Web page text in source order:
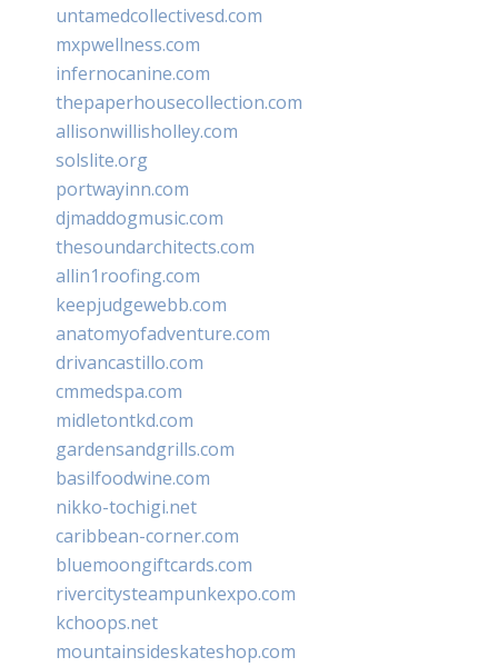
untamedcollectivesd.com
mxpwellness.com
infernocanine.com
thepaperhousecollection.com
allisonwillisholley.com
solslite.org
portwayinn.com
djmaddogmusic.com
thesoundarchitects.com
allin1roofing.com
keepjudgewebb.com
anatomyofadventure.com
drivancastillo.com
cmmedspa.com
midletontkd.com
gardensandgrills.com
basilfoodwine.com
nikko-tochigi.net
caribbean-corner.com
bluemoongiftcards.com
rivercitysteampunkexpo.com
kchoops.net
mountainsideskateshop.com